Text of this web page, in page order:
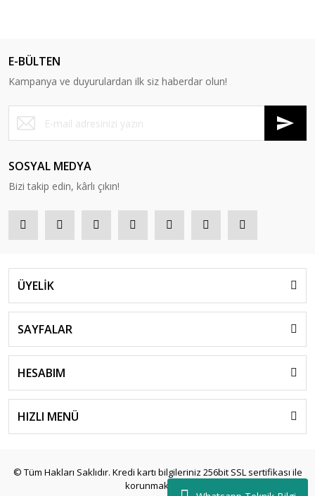
E-BÜLTEN
Kampanya ve duyurulardan ilk siz haberdar olun!
SOSYAL MEDYA
Bizi takip edin, kârlı çıkın!
ÜYELİK
SAYFALAR
HESABIM
HIZLI MENÜ
© Tüm Hakları Saklıdır. Kredi kartı bilgileriniz 256bit SSL sertifikası ile
korunmaktadır.